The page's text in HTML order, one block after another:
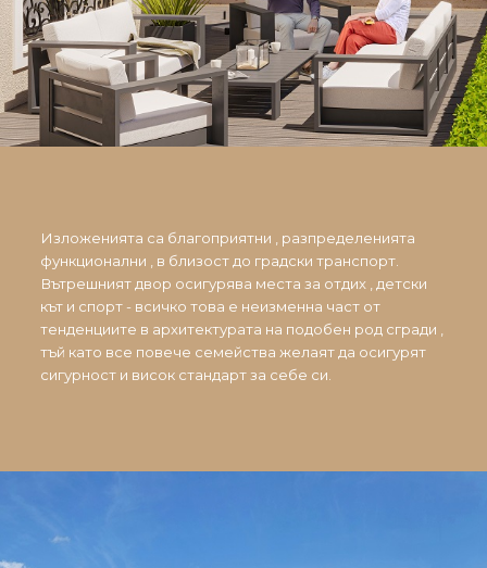
Изложенията са благоприятни , разпределенията
функционални , в близост до градски транспорт.
Вътрешният двор осигурява места за отдих , детски
кът и спорт - всичко това е неизменна част от
тенденциите в архитектурата на подобен род сгради ,
тъй като все повече семейства желаят да осигурят
сигурност и висок стандарт за себе си.